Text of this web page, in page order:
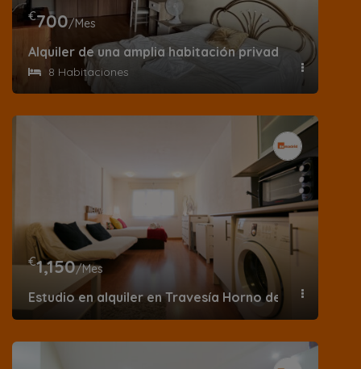
€700/Mes
Alquiler de una amplia habitación privada con
8 Habitaciones
€1,150/Mes
Estudio en alquiler en Travesía Horno de la Mata